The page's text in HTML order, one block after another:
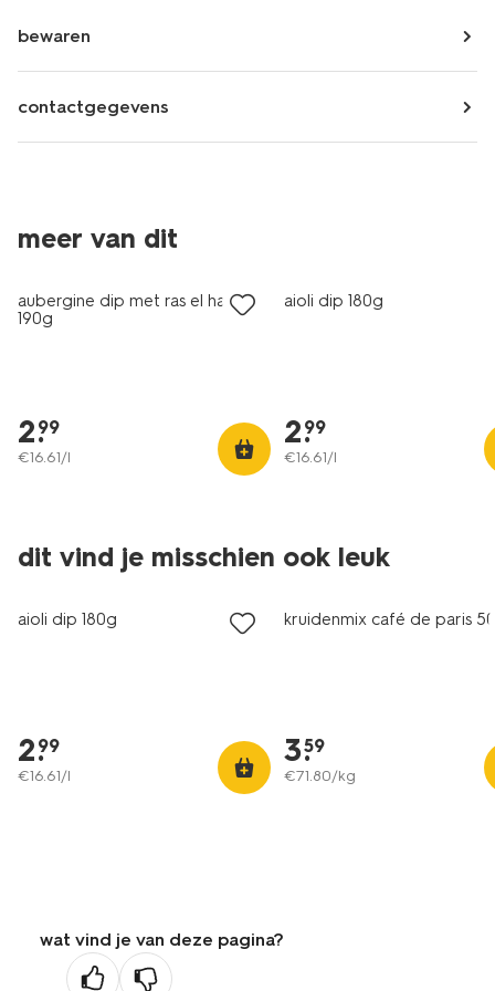
bewaren
contactgegevens
meer van dit
aubergine dip met ras el hanout
190g
2.
99
€16.61/l
aioli dip 180g
2.
99
€16.61/l
dit vind je misschien ook leuk
aioli dip 180g
2.
99
€16.61/l
kruidenmix café de paris
3.
59
€71.80/kg
wat vind je van deze pagina?